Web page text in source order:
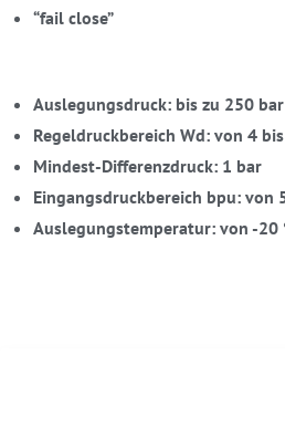
“fail close”
Auslegungsdruck: bis zu 250 bar
Regeldruckbereich Wd: von 4
Mindest-Differenzdruck: 1 bar
Eingangsdruckbereich bpu: von
Auslegungstemperatur: von -20